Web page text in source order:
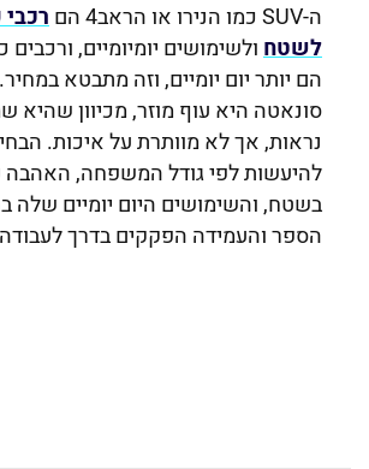
ה-SUV כמו הנירו או הראב4 הם
לשטחולשימושים יומיומיים, ורכבים
הם יותר יום יומיים, וזה מתבטא
סונאטה היא עוף מוזר, מכיוון שהיא
נראות, אך לא מוותרת על איכות.
להיעשות לפי גודל המשפחה, האהבה
בשטח, והשימושים היום יומיים שלה
הספר והעמידה הפקקים בדרך